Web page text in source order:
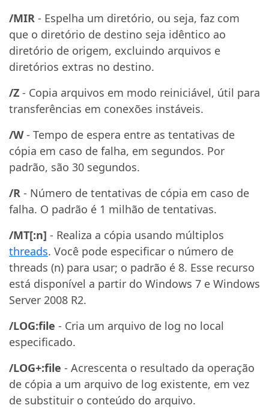
/MIR - Espelha um diretório, ou seja, faz com
que o diretório de destino seja idêntico ao
diretório de origem, excluindo arquivos e
diretórios extras no destino.
/Z - Copia arquivos em modo reiniciável, útil para
transferências em conexões instáveis.
/W- Tempo de espera entre as tentativas de
cópia em caso de falha, em segundos. Por
padrão, são 30 segundos.
/R - Número de tentativas de cópia em caso de
falha. O padrão é 1 milhão de tentativas.
/MT[:n] - Realiza a cópia usando múltiplos
threads. Você pode especificar o número de
threads (n) para usar; o padrão é 8. Esse recurso
está disponível a partir do Windows 7 e Windows
Server 2008 R2.
/LOG:file - Cria um arquivo de log no local
especificado.
/LOG+:file - Acrescenta o resultado da operação
de cópia a um arquivo de log existente, em vez
de substituir o conteúdo do arquivo.